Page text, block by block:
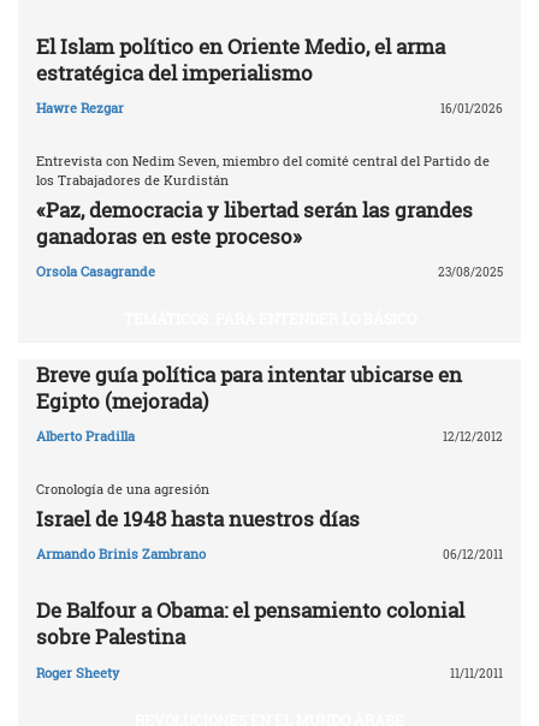
El Islam político en Oriente Medio, el arma
estratégica del imperialismo
Hawre Rezgar 16/01/2026
Entrevista con Nedim Seven, miembro del comité central del Partido de
los Trabajadores de Kurdistán
«Paz, democracia y libertad serán las grandes
ganadoras en este proceso»
Orsola Casagrande 23/08/2025
Breve guía política para intentar ubicarse en
Egipto (mejorada)
Alberto Pradilla 12/12/2012
Cronología de una agresión
Israel de 1948 hasta nuestros días
Armando Brinis Zambrano 06/12/2011
De Balfour a Obama: el pensamiento colonial
sobre Palestina
Roger Sheety 11/11/2011